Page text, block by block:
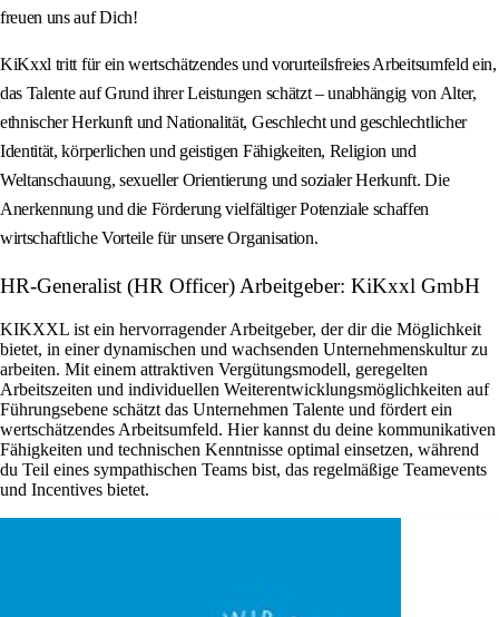
freuen uns auf Dich!
KiKxxl tritt für ein wertschätzendes und vorurteilsfreies Arbeitsumfeld ein,
das Talente auf Grund ihrer Leistungen schätzt – unabhängig von Alter,
ethnischer Herkunft und Nationalität, Geschlecht und geschlechtlicher
Identität, körperlichen und geistigen Fähigkeiten, Religion und
Weltanschauung, sexueller Orientierung und sozialer Herkunft. Die
Anerkennung und die Förderung vielfältiger Potenziale schaffen
wirtschaftliche Vorteile für unsere Organisation.
HR-Generalist (HR Officer) Arbeitgeber: KiKxxl GmbH
KIKXXL ist ein hervorragender Arbeitgeber, der dir die Möglichkeit
bietet, in einer dynamischen und wachsenden Unternehmenskultur zu
arbeiten. Mit einem attraktiven Vergütungsmodell, geregelten
Arbeitszeiten und individuellen Weiterentwicklungsmöglichkeiten auf
Führungsebene schätzt das Unternehmen Talente und fördert ein
wertschätzendes Arbeitsumfeld. Hier kannst du deine kommunikativen
Fähigkeiten und technischen Kenntnisse optimal einsetzen, während
du Teil eines sympathischen Teams bist, das regelmäßige Teamevents
und Incentives bietet.